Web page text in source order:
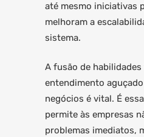
até mesmo iniciativas
melhoram a
sistema.
A fusão de
entendimento
negócios é vital. É
permite às empresas
problemas imediatos,